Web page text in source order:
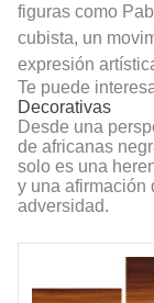
figuras como
cubista, un
expresión
Te puede
Decorativas
Desde una
de africanas
solo es una
y una afirmación
adversidad.